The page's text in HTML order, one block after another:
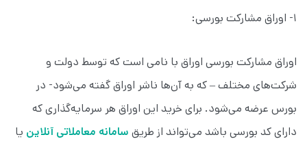
۱- اوراق مشارکت بورسی:
اوراق مشارکت بورسی اوراق با نامی است که توسط دولت و
شرکت‌های مختلف – که به آن‌ها ناشر اوراق گفته می‌شود- در
بورس عرضه می‌شود. برای خرید این اوراق هر سرمایه‌گذاری که
دارای کد بورسی باشد می‌تواند از طریق سامانه معاملاتی آنلاین یا